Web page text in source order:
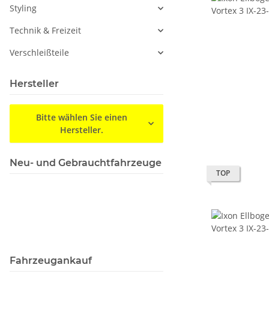
TOP
Styling
Technik & Freizeit
Verschleißteile
Hersteller
Bitte wählen Sie einen
Hersteller.
Neu- und Gebrauchtfahrzeuge
Fahrzeugankauf